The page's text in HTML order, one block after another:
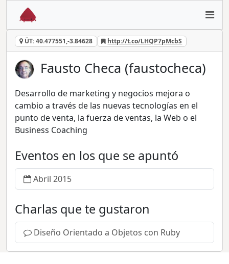
ÜT: 40.477551,-3.84628 http://t.co/LHQP7pMcbS
Fausto Checa (faustocheca)
Desarrollo de marketing y negocios mejora o
cambio a través de las nuevas tecnologías en el
punto de venta, la fuerza de ventas, la Web o el
Business Coaching
Eventos en los que se apuntó
Abril 2015
Charlas que te gustaron
Diseño Orientado a Objetos con Ruby